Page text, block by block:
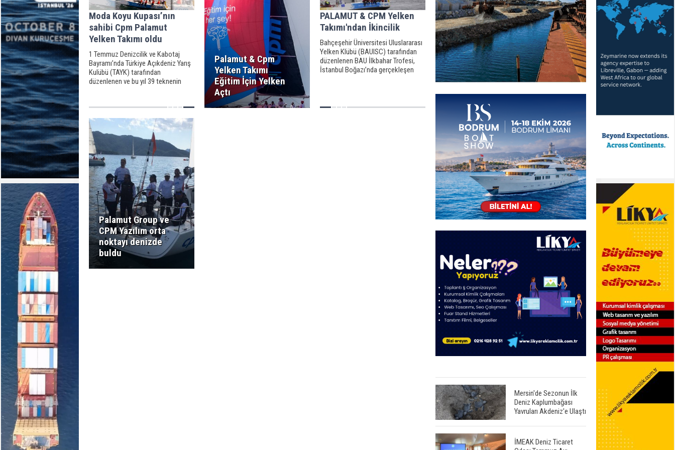
Moda Koyu Kupası’nın
sahibi Cpm Palamut
Yelken Takımı oldu
1 Temmuz Denizcilik ve Kabotaj
Bayramı’nda Türkiye Açıkdeniz Yarış
Kulübü (TAYK) tarafından
düzenlenen ve bu yıl 39 teknenin
sınıfında yarışan CPM-Palamut
Yelken Takımı birinci oldu.
Palamut & Cpm
Yelken Takımı
Eğitim İçin Yelken
Açtı
PALAMUT & CPM Yelken
Takımı'ndan İkincilik
Bahçeşehir Üniversitesi Uluslararası
Yelken Klübü (BAUISC) tarafından
düzenlenen BAU İlkbahar Trofesi,
İstanbul Boğazı’nda gerçekleşen
Palamut Group ve
CPM Yazılım orta
noktayı denizde
buldu
Mersin'de Sezonun İlk
Deniz Kaplumbağası
Yavruları Akdeniz'e Ulaştı
İMEAK Deniz Ticaret